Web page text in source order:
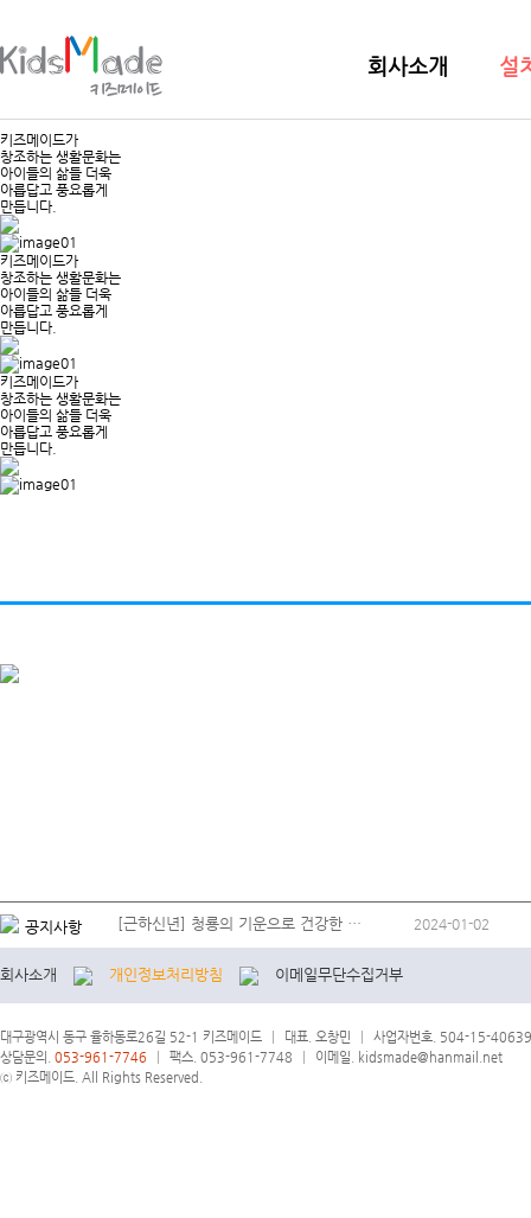
회사소개 설
키즈메이드가
창조하는 생활문화는
아이들의 삶들 더욱
아릅답고 풍요롭게
만듭니다.
키즈메이드가
창조하는 생활문화는
아이들의 삶들 더욱
아릅답고 풍요롭게
만듭니다.
키즈메이드가
창조하는 생활문화는
아이들의 삶들 더욱
아릅답고 풍요롭게
만듭니다.
공지사항 [근하신년] 청룡의 기운으로 건강한 … 2024-01-02
회사소개 개인정보처리방침 이메일무단수집거부
대구광역시 동구 율하동로26길 52-1 키즈메이드 대표. 오창민
사업자번호. 504-15-40639
상담문의. 053-961-7746 팩스. 053-961-7748
이메일. kidsmade@hanmail.net
ⓒ 키즈메이드. All Rights Reserved.